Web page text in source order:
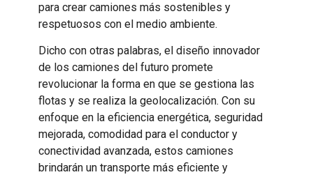
para crear camiones más sostenibles y
respetuosos con el medio ambiente.
Dicho con otras palabras, el diseño innovador
de los camiones del futuro promete
revolucionar la forma en que se gestiona las
flotas y se realiza la geolocalización. Con su
enfoque en la eficiencia energética, seguridad
mejorada, comodidad para el conductor y
conectividad avanzada, estos camiones
brindarán un transporte más eficiente y